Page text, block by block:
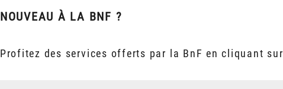
NOUVEAU À LA BNF ?
Profitez des services offerts par la BnF en cliquant sur